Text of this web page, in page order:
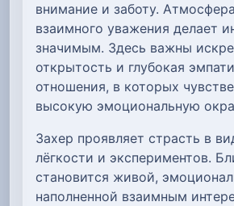
внимание и заботу.
взаимного уважения делает
значимым. Здесь важны
открытость и глубокая
отношения, в которых
высокую эмоциональную
Захер проявляет страсть в
лёгкости и экспериментов.
становится живой,
наполненной взаимным